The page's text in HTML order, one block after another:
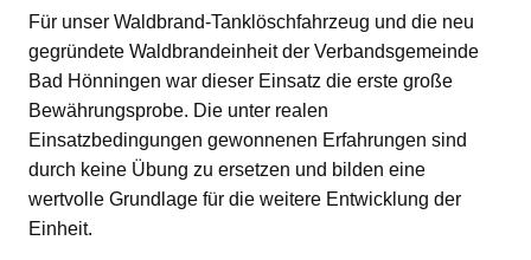
Für unser Waldbrand-Tanklöschfahrzeug und die neu
gegründete Waldbrandeinheit der Verbandsgemeinde
Bad Hönningen war dieser Einsatz die erste große
Bewährungsprobe. Die unter realen
Einsatzbedingungen gewonnenen Erfahrungen sind
durch keine Übung zu ersetzen und bilden eine
wertvolle Grundlage für die weitere Entwicklung der
Einheit.